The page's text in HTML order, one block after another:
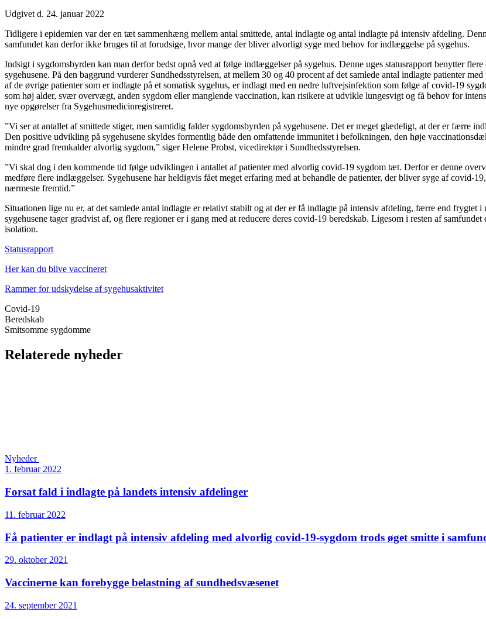
Udgivet d. 24. januar 2022
Tidligere i epidemien var der en tæt sammenhæng mellem antal smittede, antal indlagte og antal indlagte på intensiv afdeling.
samfundet kan derfor ikke bruges til at forudsige, hvor mange der bliver alvorligt syge med behov for indlæggelse på sygehus.
Indsigt i sygdomsbyrden kan man derfor bedst opnå ved at følge indlæggelser på sygehus. Denne uges statusrapport benytter
sygehusene. På den baggrund vurderer Sundhedsstyrelsen, at mellem 30 og 40 procent af det samlede antal indlagte patienter
af de øvrige patienter som er indlagte på et somatisk sygehus, er indlagt med en nedre luftvejsinfektion som følge af covid-19
som høj alder, svær overvægt, anden sygdom eller manglende vaccination, kan risikere at udvikle lungesvigt og få behov for
nye opgørelser fra Sygehusmedicinregistreret.
”Vi ser at antallet af smittede stiger, men samtidig falder sygdomsbyrden på sygehusene. Det er meget glædeligt, at der er færre
Den positive udvikling på sygehusene skyldes formentlig både den omfattende immunitet i befolkningen, den høje
mindre grad fremkalder alvorlig sygdom,” siger Helene Probst, vicedirektør i Sundhedsstyrelsen.
”Vi skal dog i den kommende tid følge udviklingen i antallet af patienter med alvorlig covid-19 sygdom tæt. Derfor er denne
medføre flere indlæggelser. Sygehusene har heldigvis fået meget erfaring med at behandle de patienter, der bliver syge af covid-
nærmeste fremtid.”
Situationen lige nu er, at det samlede antal indlagte er relativt stabilt og at der er få indlagte på intensiv afdeling, færre end frygtet
sygehusene tager gradvist af, og flere regioner er i gang med at reducere deres covid-19 beredskab. Ligesom i resten af
isolation.
Statusrapport
Her kan du blive vaccineret
Rammer for udskydelse af sygehusaktivitet
Covid-19
Beredskab
Smitsomme sygdomme
Relaterede nyheder
Nyheder
1. februar 2022
Forsat fald i indlagte på landets intensiv afdelinger
11. februar 2022
Få patienter er indlagt på intensiv afdeling med alvorlig covid-19-sygdom trods øget smitte i
29. oktober 2021
Vaccinerne kan forebygge belastning af sundhedsvæsenet
24. september 2021